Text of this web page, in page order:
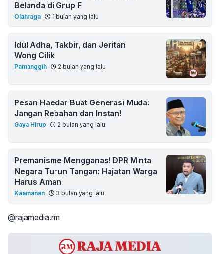
Belanda di Grup F
Olahraga 1 bulan yang lalu
Idul Adha, Takbir, dan Jeritan
Wong Cilik
Pamanggih 2 bulan yang lalu
Pesan Haedar Buat Generasi Muda:
Jangan Rebahan dan Instan!
Gaya Hirup 2 bulan yang lalu
Premanisme Mengganas! DPR Minta
Negara Turun Tangan: Hajatan Warga
Harus Aman
Kaamanan 3 bulan yang lalu
@rajamedia.rm